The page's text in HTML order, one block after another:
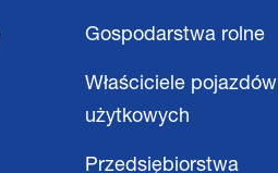
Gospodarstwa rolne
Właściciele pojazdów
użytkowych
Przedsiębiorstwa